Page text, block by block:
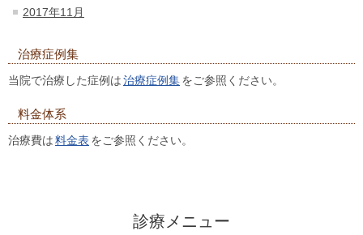
2017年11月
治療症例集
当院で治療した症例は治療症例集をご参照ください。
料金体系
治療費は料金表 をご参照ください。
診療メニュー